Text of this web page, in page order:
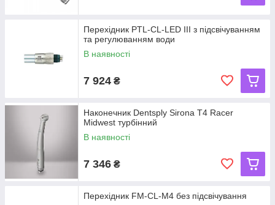
Перехідник PTL-CL-LED III з підсвічуванням
та регулюванням води
В наявності
7 924 ₴
Наконечник Dentsply Sirona T4 Racer
Midwest турбінний
В наявності
7 346 ₴
Перехідник FM-CL-M4 без підсвічування